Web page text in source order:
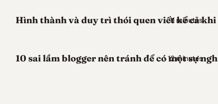
Hình thành và duy trì thói quen viết kể cả
11 minutes
10 sai lầm blogger nên tránh để có một sự
12 minutes